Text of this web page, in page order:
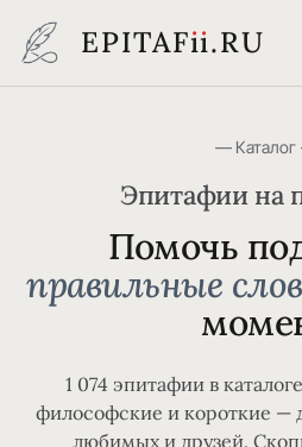
EPITAFii.RU
—
Эпитафии на
Помочь
правильные
1 074 эпитафии в
философские и короткие —
любимых и друзей.